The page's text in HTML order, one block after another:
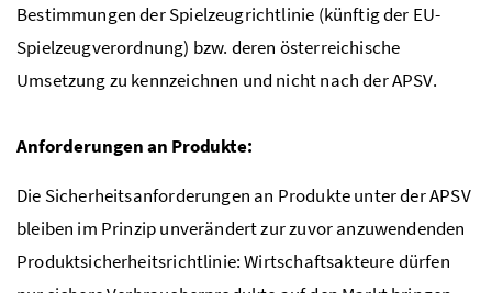
Bestimmungen der Spielzeugrichtlinie (künftig der EU-
Spielzeugverordnung) bzw. deren österreichische
Umsetzung zu kennzeichnen und nicht nach der APSV.
Anforderungen an Produkte:
Die Sicherheitsanforderungen an Produkte unter der APSV
bleiben im Prinzip unverändert zur zuvor anzuwendenden
Produktsicherheitsrichtlinie: Wirtschaftsakteure dürfen